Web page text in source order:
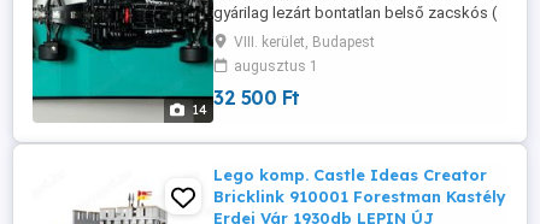
14
gyárilag lezárt bontatlan belső zacskós (
lego kompatibilis) szett leírással együtt,
tehát teljesen új, csak doboz nincs hozzá.
Szuper minőség, 100% kompatibilitás 1:1-
ben, kiváló termék, nálam van, azonnal
megoldható a keleti ...
VIII. kerület, Budapest
augusztus 1
32 500 Ft
Lego komp. Castle Ideas Creator
Bricklink 910001 Forestman Kastély
Erdei Vár 1930db LEPIN ÚJ